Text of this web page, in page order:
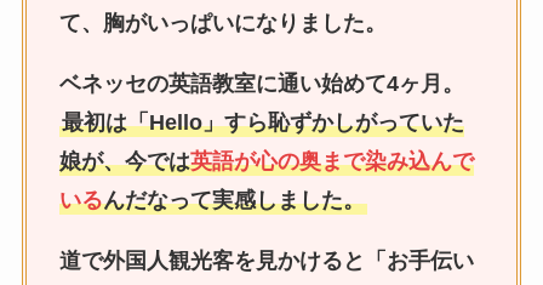
て、胸がいっぱいになりました。
ベネッセの英語教室に通い始めて4ヶ月。
最初は「Hello」すら恥ずかしがっていた
娘が、今では英語が心の奥まで染み込んで
いるんだなって実感しました。
道で外国人観光客を見かけると「お手伝い